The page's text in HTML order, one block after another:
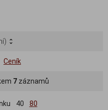
Ceník
7 záznamů
40 80